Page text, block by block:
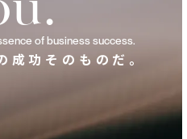
of business success.
成功そのものだ。